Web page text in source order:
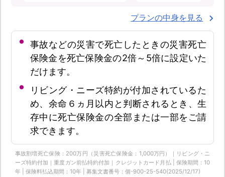
プランの中身を見る
事故などの災害で死亡したときの災害死亡
保険金を死亡保険金の2倍～5倍に設定いた
だけます。
リビング・ニーズ特約が付加されているた
め、余命６ヵ月以内と判断されるとき、生
存中に死亡保険金の全部または一部をご請
求できます。
事故割増死亡保険：200万円（災害死亡保険金：1,000万円）｜リビング・ニ
ーズ特約付加｜重度ガン前払特約付加｜クレジットカード月払 | 保険期間：10
年 | 保険料払込期間：10年 | 募集文書番号：個-900-25-540(2025/12/17)